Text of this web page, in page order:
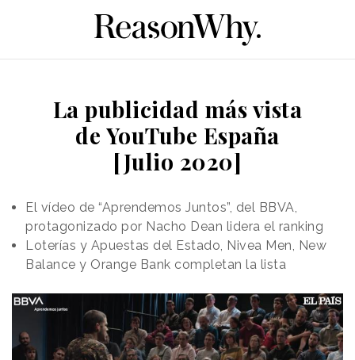
La publicidad más vista
de YouTube España
[Julio 2020]
El vídeo de “Aprendemos Juntos”, del BBVA,
protagonizado por Nacho Dean lidera el ranking
Loterías y Apuestas del Estado, Nivea Men, New
Balance y Orange Bank completan la lista